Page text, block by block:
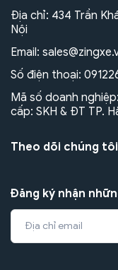
Địa chỉ: 434 Trần
Nội
Email:
Số điện thoại:
Mã số doanh
cấp: SKH & ĐT TP.
Theo dõi chúng
Đăng ký nhận